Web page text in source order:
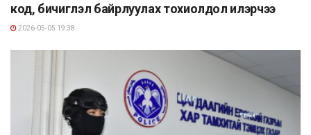
код, бичиглэл байрлуулах тохиолдол илэрчээ
2026-05-05 19:38